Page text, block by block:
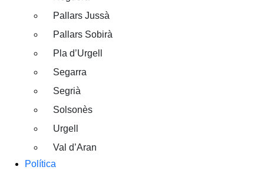
Pallars Jussà
Pallars Sobirà
Pla d’Urgell
Segarra
Segrià
Solsonès
Urgell
Val d’Aran
Política